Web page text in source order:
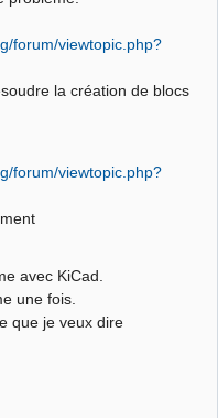
forum/viewtopic.php?
la création de blocs
forum/viewtopic.php?
avec KiCad.
une fois.
que je veux dire